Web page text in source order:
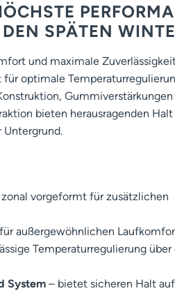
SPÄTEN
und maximale
optimale
bieten herausragenden Halt
zonal vorgeformt für zusätzlichen
außergewöhnlichen
Temperaturregulierung über
System – bietet sicheren Halt